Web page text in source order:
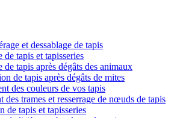
et dessablage de tapis
de tapis et tapisseries
de tapis après dégâts des animaux
de tapis après dégâts de mites
des couleurs de vos tapis
des trames et resserrage de nœuds de tapis
de tapis et tapisseries